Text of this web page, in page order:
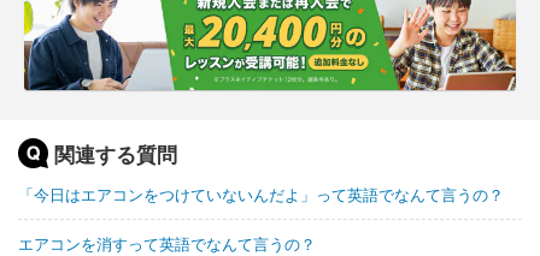
関連する質問
「今日はエアコンをつけていないんだよ」って英語でなんて言うの？
エアコンを消すって英語でなんて言うの？